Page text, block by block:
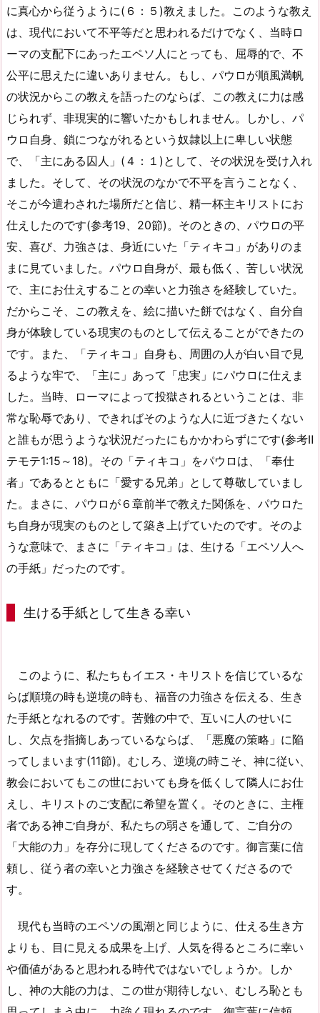
に真心から従うように(６：５)教えました。このような教え
は、現代において不平等だと思われるだけでなく、当時ロ
ーマの支配下にあったエペソ人にとっても、屈辱的で、不
公平に思えたに違いありません。もし、パウロが順風満帆
の状況からこの教えを語ったのならば、この教えに力は感
じられず、非現実的に響いたかもしれません。しかし、パ
ウロ自身、鎖につながれるという奴隷以上に卑しい状態
で、「主にある囚人」(４：１)として、その状況を受け入れ
ました。そして、その状況のなかで不平を言うことなく、
そこが今遣わされた場所だと信じ、精一杯主キリストにお
仕えしたのです(参考19、20節)。そのときの、パウロの平
安、喜び、力強さは、身近にいた「ティキコ」がありのま
まに見ていました。パウロ自身が、最も低く、苦しい状況
で、主にお仕えすることの幸いと力強さを経験していた。
だからこそ、この教えを、絵に描いた餅ではなく、自分自
身が体験している現実のものとして伝えることができたの
です。また、「ティキコ」自身も、周囲の人が白い目で見
るような牢で、「主に」あって「忠実」にパウロに仕えま
した。当時、ローマによって投獄されるということは、非
常な恥辱であり、できればそのような人に近づきたくない
と誰もが思うような状況だったにもかかわらずにです(参考Ⅱ
テモテ1:15～18)。その「ティキコ」をパウロは、「奉仕
者」であるとともに「愛する兄弟」として尊敬していまし
た。まさに、パウロが６章前半で教えた関係を、パウロた
ち自身が現実のものとして築き上げていたのです。そのよ
うな意味で、まさに「ティキコ」は、生ける「エペソ人へ
の手紙」だったのです。
生ける手紙として生きる幸い
このように、私たちもイエス・キリストを信じているな
らば順境の時も逆境の時も、福音の力強さを伝える、生き
た手紙となれるのです。苦難の中で、互いに人のせいに
し、欠点を指摘しあっているならば、「悪魔の策略」に陥
ってしまいます(11節)。むしろ、逆境の時こそ、神に従い、
教会においてもこの世においても身を低くして隣人にお仕
えし、キリストのご支配に希望を置く。そのときに、主権
者である神ご自身が、私たちの弱さを通して、ご自分の
「大能の力」を存分に現してくださるのです。御言葉に信
頼し、従う者の幸いと力強さを経験させてくださるので
す。
現代も当時のエペソの風潮と同じように、仕える生き方
よりも、目に見える成果を上げ、人気を得るところに幸い
や価値があると思われる時代ではないでしょうか。しか
し、神の大能の力は、この世が期待しない、むしろ恥とも